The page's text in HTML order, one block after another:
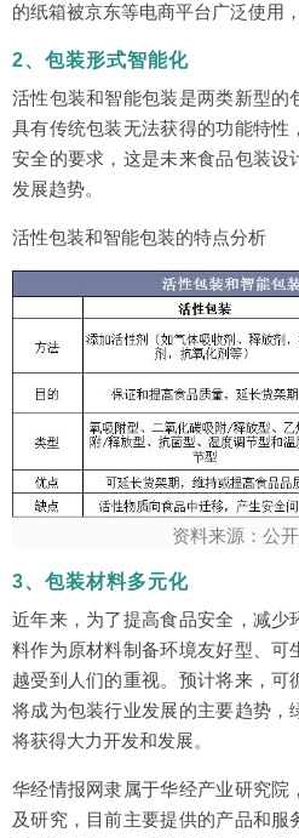
的纸箱被京东等电商平台广泛使用
2、包装形式智能化
活性包装和智能包装是两类新型的
具有传统包装无法获得的功能特性
安全的要求，这是未来食品包装设
发展趋势。
活性包装和智能包装的特点分析
资料来源：公
3、包装材料多元化
近年来，为了提高食品安全，减少
料作为原材料制备环境友好型、可
越受到人们的重视。预计将来，
将成为包装行业发展的主要趋势，
将获得大力开发和发展。
华经情报网隶属于华经产业研究院
及研究，目前主要提供的产品和服